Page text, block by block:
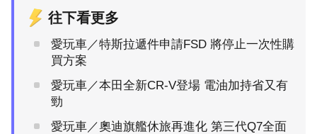
往下看更多
愛玩車／特斯拉遞件申請FSD 將停止一次性購
買方案
愛玩車／本田全新CR-V登場 電油加持省又有
勁
愛玩車／奧迪旗艦休旅再進化 第三代Q7全面